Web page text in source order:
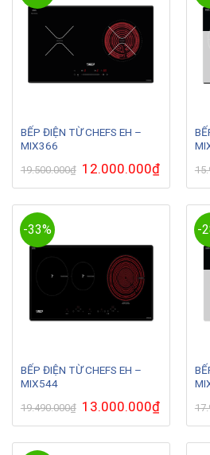
BẾP ĐIỆN TỪ CHEFS EH –
MIX366
19.500.000₫ Giá
gốc
là:
12.000.000₫Giá
hiện
tại
-33%
BẾP ĐIỆN TỪ CHEFS EH –
MIX544
19.490.000₫ Giá
gốc
là:
13.000.000₫Giá
hiện
tại
-